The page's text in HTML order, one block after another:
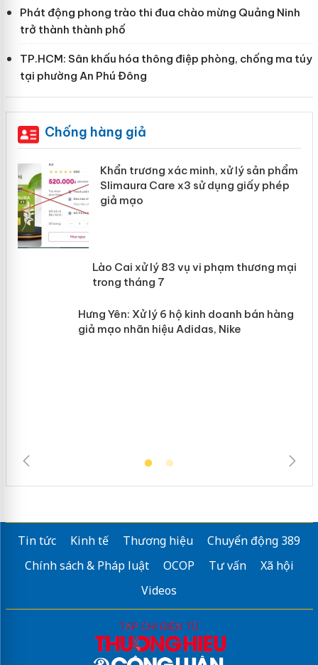
Phát động phong trào thi đua chào mừng Quảng Ninh
trở thành thành phố
TP.HCM: Sân khấu hóa thông điệp phòng, chống ma túy
tại phường An Phú Đông
Chống hàng giả
Khẩn trương xác minh, xử lý sản phẩm
Slimaura Care x3 sử dụng giấy phép
giả mạo
Lào Cai xử lý 83 vụ vi phạm thương
mại trong tháng 7
Tin tức Kinh tế Thương hiệu
Chuyển động 389
Chính sách & Pháp luật
OCOP Tư vấn
Xã hội
Videos